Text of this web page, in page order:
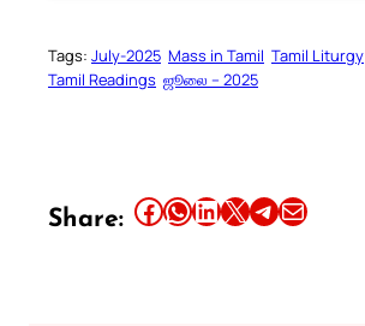
Tags: July-2025 Mass in Tamil Tamil Liturgy
Tamil Readings ஜூலை – 2025
Share: Share this article on Facebook Share this article on WhatsApp Share this article on LinkedIn Share this article on X Share this article on TelegramEmail this Article